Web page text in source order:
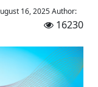
16, 2025Author:
16230